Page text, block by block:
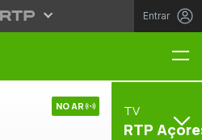
Entrar
NO AR TV
RTP